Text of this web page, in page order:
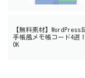
【無料素材】WordPress
手帳風メモ帳コード4選
OK